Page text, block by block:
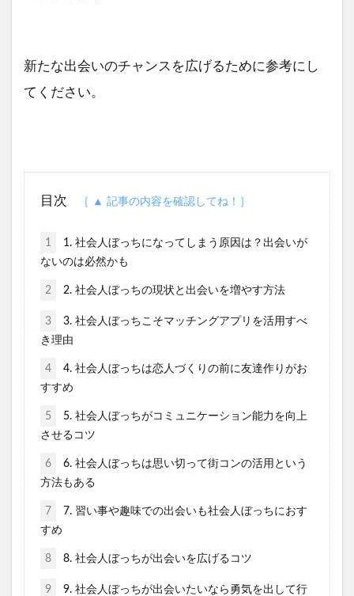
新たな出会いのチャンスを広げるために参考にし
てください。
目次
1
1. 社会人ぼっちになってしまう原因は？出会いが
ないのは必然かも
2 2. 社会人ぼっちの現状と出会いを増やす方法
3
3. 社会人ぼっちこそマッチングアプリを活用すべ
き理由
4
4. 社会人ぼっちは恋人づくりの前に友達作りがお
すすめ
5
5. 社会人ぼっちがコミュニケーション能力を向上
させるコツ
6
6. 社会人ぼっちは思い切って街コンの活用という
方法もある
7
7. 習い事や趣味での出会いも社会人ぼっちにおす
すめ
8 8. 社会人ぼっちが出会いを広げるコツ
9
9. 社会人ぼっちが出会いたいなら勇気を出して行